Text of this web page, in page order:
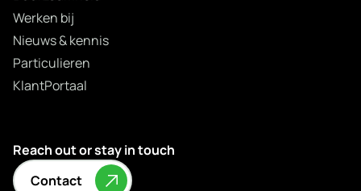
Werken bij
Nieuws & kennis
Particulieren
KlantPortaal
Reach out or stay in touch
Contact